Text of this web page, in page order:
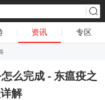
资讯 专区
么完成 - 东瘟疫之
解